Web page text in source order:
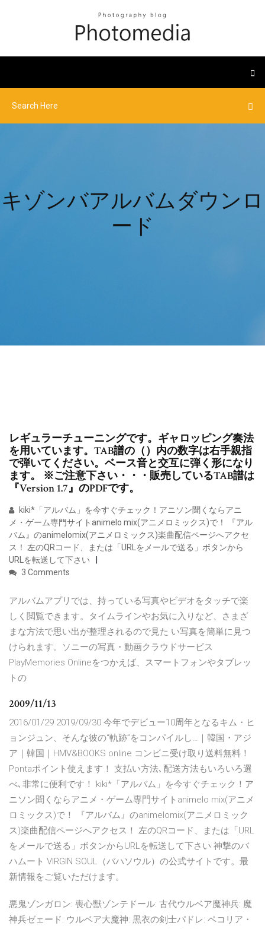
キゾンバアルバムダウンロ
ード
レギュラーチューニングです。ギャロッピング奏法
を用いています。TAB譜の（）内の数字は右手親指
で弾いてください。ベース音と交互に弾く形になり
ます。 ※ご注意下さい・・・販売しているTAB譜は
『Version 1.7』のPDFです。
kiki*「アルバム」を今すぐチェック！アニソン聞くならアニ
メ・ゲーム専門サイトanimelo mix(アニメロミックス)で！ 『アル
バム』のanimelomix(アニメロミックス)楽曲配信ページへアクセ
ス！ 左のQRコード、または「URLをメールで送る」ボタンから
URLを転送して下さい
3 Comments
アルバムアプリでは、持っている写真やビデオをタッチで楽
しく閲覧できます。タイムラインやお気に入りなど、さまざ
まな方法で思い出が整理されるので見た い写真を簡単に見つ
けられます。ソニーの写真・動画クラウドサービス
PlayMemories Onlineをつかえば、スマートフォンやタブレッ
トの
2009/11/13
2016/01/29 2019/09/30 今年でデビュー10周年となるキム・ヒ
ョンジュン、そんな彼の“軌跡”をコンパイルし…｜韓国・アジ
ア｜韓国｜HMV&BOOKS online コンビニ受け取り送料無料！
Pontaポイント使えます！ 支払い方法､配送方法もいろいろ選
べ､非常に便利です！ kiki*「アルバム」を今すぐチェック！ア
ニソン聞くならアニメ・ゲーム専門サイトanimelo mix(アニメ
ロミックス)で！ 『アルバム』のanimelomix(アニメロミック
ス)楽曲配信ページへアクセス！ 左のQRコード、または「URL
をメールで送る」ボタンからURLを転送して下さい 神撃のバ
ハムート VIRGIN SOUL（バハソウル）の公式サイトです。最
新情報をご覧いただけます。
悪鬼ゾンガロン: 喪心獣ゾンテドール: 古代ウルベア魔神兵: 魔
神兵ゼェード: ウルベア大魔神: 黒衣の剣士パドレ: ペコリア・